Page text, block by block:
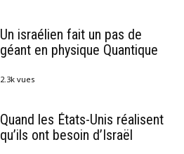
Un israélien fait un pas de
géant en physique Quantique
2.3k vues
Quand les États-Unis réalisent
qu’ils ont besoin d’Israël